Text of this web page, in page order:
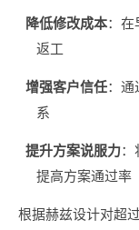
降低修改成本：
返工
增强客户信任：
系
提升方案说服力：
提高方案通过率
根据赫兹设计对超